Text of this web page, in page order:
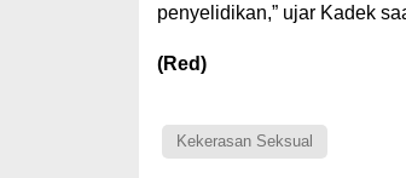
penyelidikan,” ujar Kadek
(Red)
Kekerasan Seksual